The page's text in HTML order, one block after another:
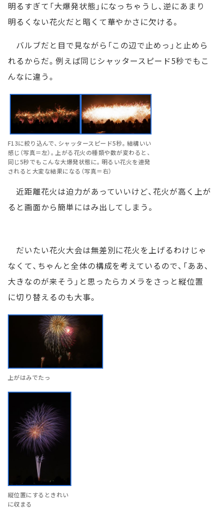
明るすぎて「大爆発状態」になっちゃうし、逆にあまり
明るくない花火だと暗くて華やかさに欠ける。
バルブだと目で見ながら「この辺で止めっ」と止めら
れるからだ。例えば同じシャッタースピード5秒でもこ
んなに違う。
F13に絞り込んで、シャッタースピード5秒。結構いい
感じ（写真＝左）。上がる花火の種類や数が変わると、
同じ5秒でもこんな大爆発状態に。明るい花火を連発
されると大変な結果になる（写真＝右）
近距離花火は迫力があっていいけど、花火が高く上が
ると画面から簡単にはみ出してしまう。
だいたい花火大会は無差別に花火を上げるわけじゃ
なくて、ちゃんと全体の構成を考えているので、「ああ、
大きなのが来そう」と思ったらカメラをさっと縦位置
に切り替えるのも大事。
上がはみでたっ
縦位置にするときれい
に収まる